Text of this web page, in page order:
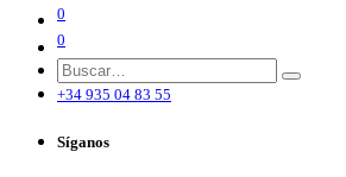
0
0
+34 935 04 83 55
Síganos